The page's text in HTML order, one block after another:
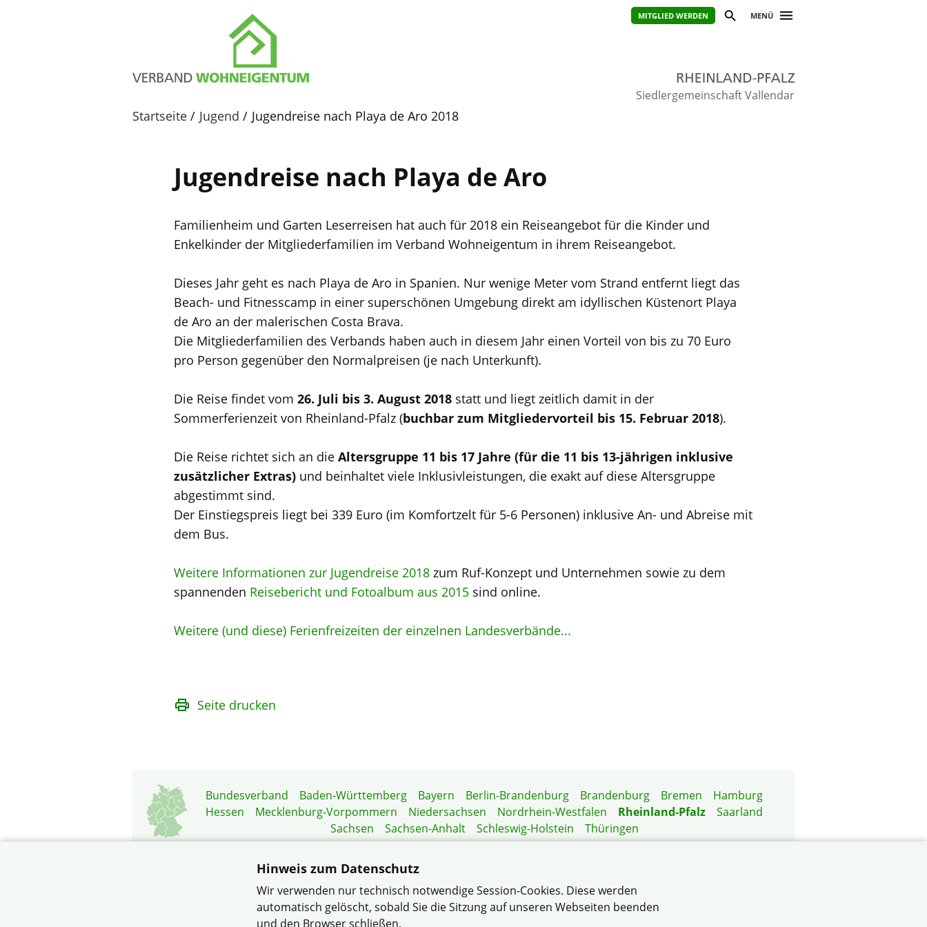
MITGLIED WERDEN MENÜ
Siedlergemeinschaft Vallendar
Startseite Jugend Jugendreise nach Playa de Aro 2018
Jugendreise nach Playa de Aro
Familienheim und Garten Leserreisen hat auch für 2018 ein Reiseangebot für die Kinder und
Enkelkinder der Mitgliederfamilien im Verband Wohneigentum in ihrem Reiseangebot.
Dieses Jahr geht es nach Playa de Aro in Spanien. Nur wenige Meter vom Strand entfernt liegt das
Beach- und Fitnesscamp in einer superschönen Umgebung direkt am idyllischen Küstenort Playa
de Aro an der malerischen Costa Brava.
Die Mitgliederfamilien des Verbands haben auch in diesem Jahr einen Vorteil von bis zu 70 Euro
pro Person gegenüber den Normalpreisen (je nach Unterkunft).
Die Reise findet vom 26. Juli bis 3. August 2018 statt und liegt zeitlich damit in der
Sommerferienzeit von Rheinland-Pfalz (buchbar zum Mitgliedervorteil bis 15. Februar 2018).
Die Reise richtet sich an die Altersgruppe 11 bis 17 Jahre (für die 11 bis 13-jährigen inklusive
zusätzlicher Extras) und beinhaltet viele Inklusivleistungen, die exakt auf diese Altersgruppe
abgestimmt sind.
Der Einstiegspreis liegt bei 339 Euro (im Komfortzelt für 5-6 Personen) inklusive An- und Abreise mit
dem Bus.
Weitere Informationen zur Jugendreise 2018 zum Ruf-Konzept und Unternehmen sowie zu dem
spannenden Reisebericht und Fotoalbum aus 2015 sind online.
Weitere (und diese) Ferienfreizeiten der einzelnen Landesverbände...
Seite drucken
Bundesverband Baden-Württemberg Bayern Berlin-Brandenburg Brandenburg Bremen
Hamburg
Hessen
Mecklenburg-Vorpommern Niedersachsen Nordrhein-Westfalen Rheinland-Pfalz
Saarland
Sachsen
Sachsen-Anhalt Schleswig-Holstein
Thüringen
© Siedlergemeinschaft Vallendar im Verband Wohneigentum Rheinland-Pfalz e.V.
Hinweis zum Datenschutz
Wir verwenden nur technisch notwendige Session-Cookies. Diese werden
automatisch gelöscht, sobald Sie die Sitzung auf unseren Webseiten beenden
und den Browser schließen.